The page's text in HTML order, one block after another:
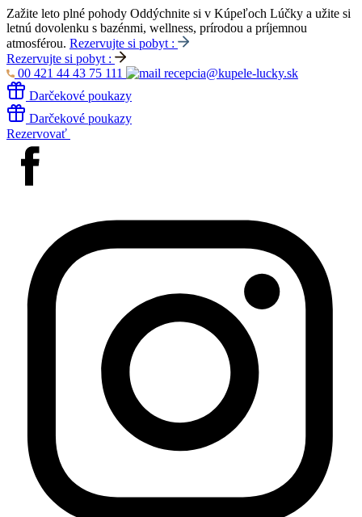
Zažite leto plné pohody Oddýchnite si v Kúpeľoch Lúčky a užite si
letnú dovolenku s bazénmi, wellness, prírodou a príjemnou
atmosférou. Rezervujte si pobyt :
Rezervujte si pobyt :
00 421 44 43 75 111
recepcia@kupele-lucky.sk
Darčekové poukazy
Darčekové poukazy
Rezervovať